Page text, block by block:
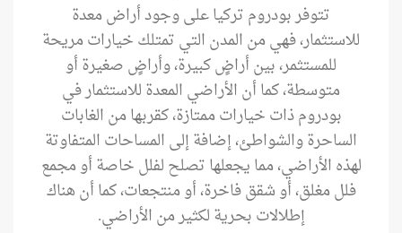
تتوفر بودروم تركيا على وجود أراض معدة
للاستثمار، فهي من المدن التي تمتلك خيارات مريحة
للمستثمر، بين أراضٍ كبيرة، وأراضٍ صغيرة أو
متوسطة، كما أن الأراضي المعدة للاستثمار في
بودروم ذات خيارات ممتازة، كقربها من الغابات
الساحرة والشواطئ، إضافة إلى المساحات المتفاوتة
لهذه الأراضي، مما يجعلها تصلح لفلل خاصة أو مجمع
فلل مغلق، أو شقق فاخرة، أو منتجعات، كما أن هناك
إطلالات بحرية لكثير من الأراضي.